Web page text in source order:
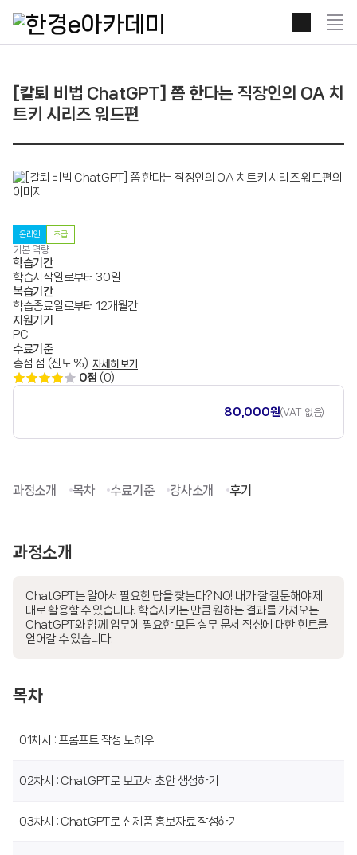
전
기
[칼퇴 비법 ChatGPT] 쫌 한다는 직장인의 OA 치
트키 시리즈 워드편
온라인 초급
기본 역량
학습기간
학습시작일로부터 30일
복습기간
학습종료일로부터 12개월간
지원기기
PC
수료기준
총점 점 (진도 %)자세히 보기
0점 (0)
80,000원(VAT 없음)
과정소개 목차 수료기준 강사소개 후기
과정소개
ChatGPT는 알아서 필요한 답을 찾는다? NO! 내가 잘 질문해야 제
대로 활용할 수 있습니다. 학습시키는 만큼 원하는 결과를 가져오는
ChatGPT와 함께 업무에 필요한 모든 실무 문서 작성에 대한 힌트를
얻어갈 수 있습니다.
목차
01차시 : 프롬프트 작성 노하우
02차시 : ChatGPT로 보고서 초안 생성하기
03차시 : ChatGPT로 신제품 홍보자료 작성하기